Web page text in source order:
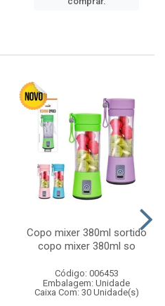
Copo mixer 380ml sortido
copo mixer 380ml so
Código: 006453
Embalagem: Unidade
Caixa Com: 30 Unidade(s)